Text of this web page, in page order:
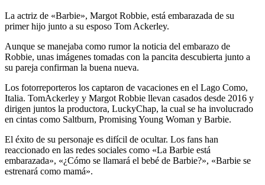
La actriz de «Barbie», Margot Robbie, está embarazada de su
primer hijo junto a su esposo Tom Ackerley.
Aunque se manejaba como rumor la noticia del embarazo de
Robbie, unas imágenes tomadas con la pancita descubierta junto a
su pareja confirman la buena nueva.
Los fotorreporteros los captaron de vacaciones en el Lago Como,
Italia. TomAckerley y Margot Robbie llevan casados desde 2016 y
dirigen juntos la productora, LuckyChap, la cual se ha involucrado
en cintas como Saltburn, Promising Young Woman y Barbie.
El éxito de su personaje es difícil de ocultar. Los fans han
reaccionado en las redes sociales como «La Barbie está
embarazada», «¿Cómo se llamará el bebé de Barbie?», «Barbie se
estrenará como mamá».